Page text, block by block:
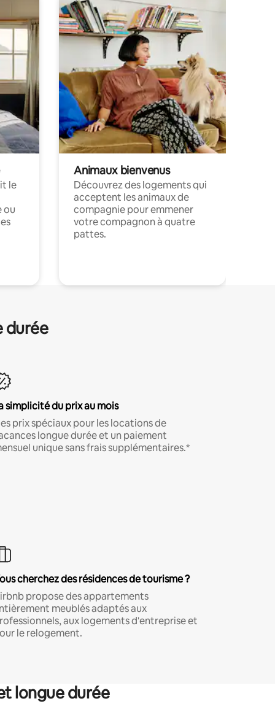
le
ou
Animaux bienvenus
Découvrez des logements qui
acceptent les animaux de
compagnie pour emmener
votre compagnon à quatre
pattes.
durée
simplicité du prix au mois
prix spéciaux pour les locations de
longue durée et un paiement
unique sans frais supplémentaires.*
cherchez des résidences de tourisme ?
propose des appartements
meublés adaptés aux
aux logements d'entreprise et
le relogement.
longue durée